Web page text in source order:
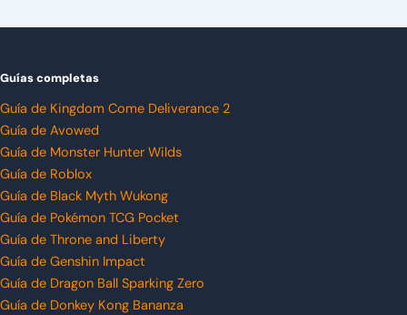
Guías completas
Guía de Kingdom Come Deliverance 2
Guía de Avowed
Guía de Monster Hunter Wilds
Guía de Roblox
Guía de Black Myth Wukong
Guía de Pokémon TCG Pocket
Guía de Throne and Liberty
Guía de Genshin Impact
Guía de Dragon Ball Sparking Zero
Guía de Donkey Kong Bananza